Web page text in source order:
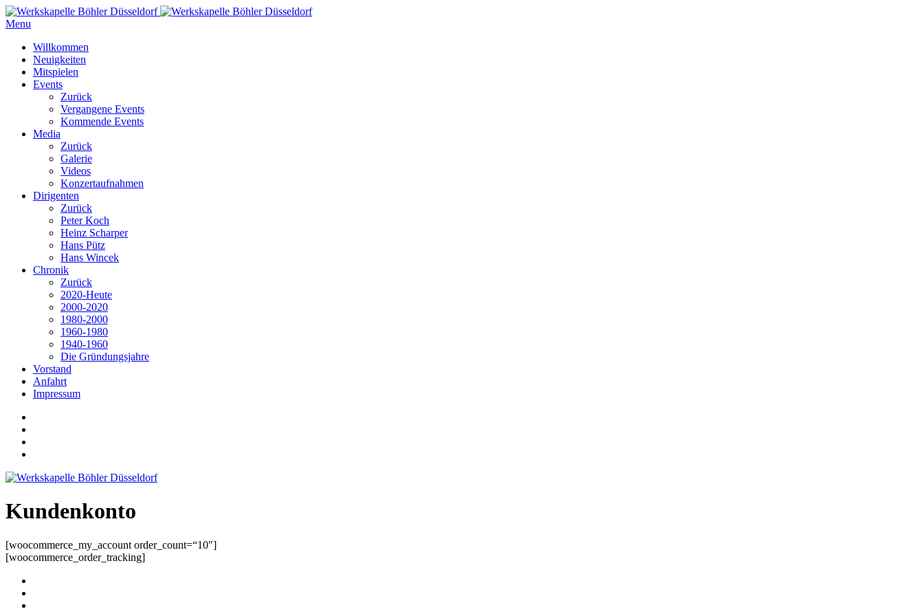
Menu
Willkommen
Neuigkeiten
Mitspielen
Events
Zurück
Vergangene Events
Kommende Events
Media
Zurück
Galerie
Videos
Konzertaufnahmen
Dirigenten
Zurück
Peter Koch
Heinz Scharper
Hans Pütz
Hans Wincek
Chronik
Zurück
2020-Heute
2000-2020
1980-2000
1960-1980
1940-1960
Die Gründungsjahre
Vorstand
Anfahrt
Impressum
Kundenkonto
[woocommerce_my_account order_count=“10″]
[woocommerce_order_tracking]